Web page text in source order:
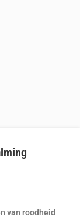
van roodheid